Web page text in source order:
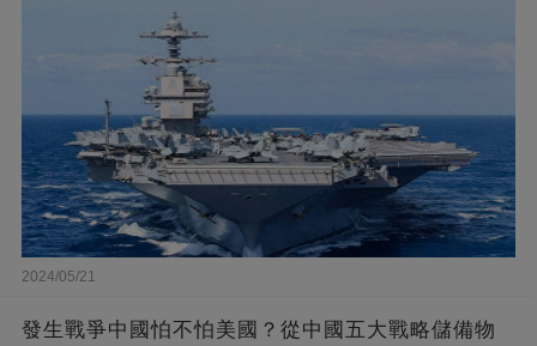
2024/05/21
發生戰爭中國怕不怕美國？從中國五大戰略儲備物